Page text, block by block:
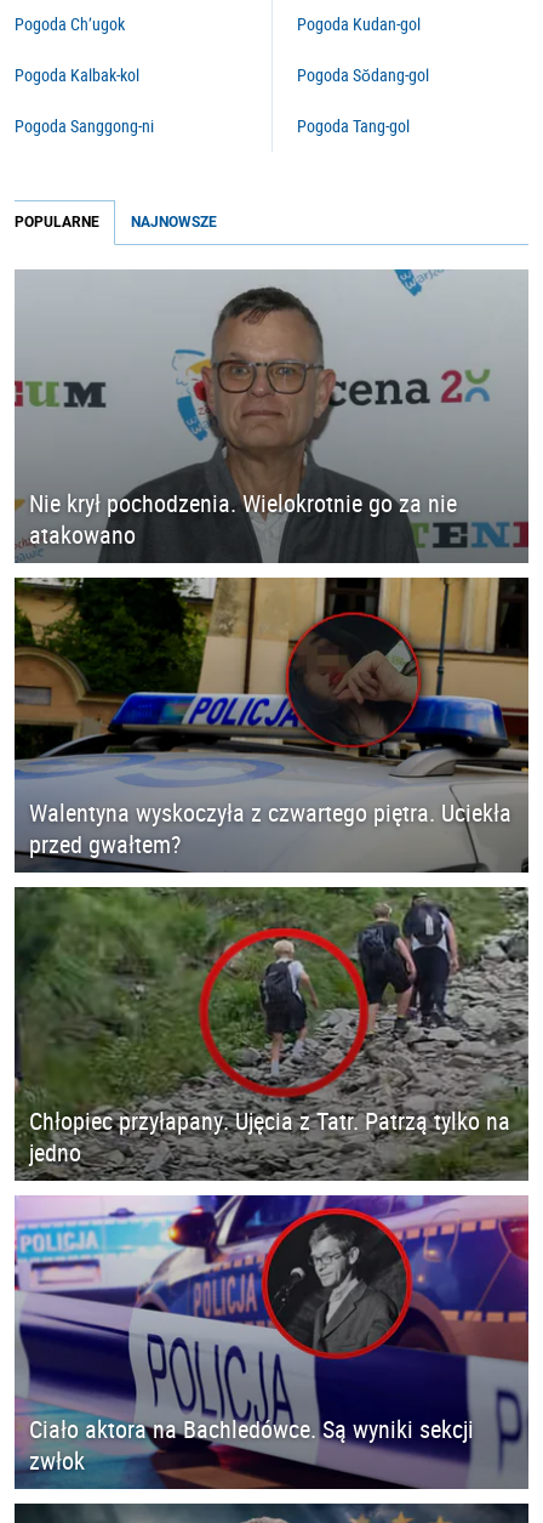
Pogoda Ch’ugok
Pogoda Kalbak-kol
Pogoda Sanggong-ni
Pogoda Kudan-gol
Pogoda Sŏdang-gol
Pogoda Tang-gol
POPULARNE NAJNOWSZE
Nie krył pochodzenia. Wielokrotnie go za nie
atakowano
Walentyna wyskoczyła z czwartego piętra. Uciekła
przed gwałtem?
Chłopiec przyłapany. Ujęcia z Tatr. Patrzą tylko na
jedno
Ciało aktora na Bachledówce. Są wyniki sekcji
zwłok